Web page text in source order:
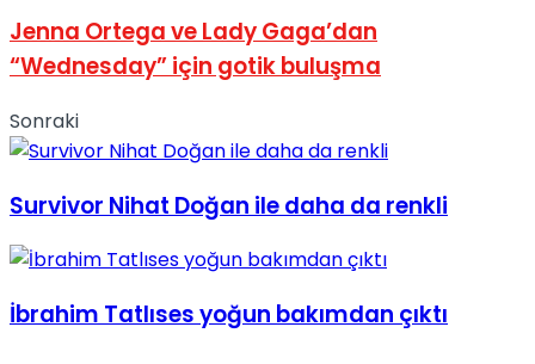
Jenna Ortega ve Lady Gaga’dan
“Wednesday” için gotik buluşma
Sonraki
Survivor Nihat Doğan ile daha da renkli
İbrahim Tatlıses yoğun bakımdan çıktı